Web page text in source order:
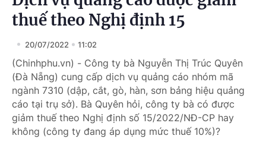
thuế theo Nghị định 15
20/07/2022 11:02
(Chinhphu.vn) - Công ty bà Nguyễn Thị Trúc Quyên
(Đà Nẵng) cung cấp dịch vụ quảng cáo nhóm mã
ngành 7310 (dập, cắt, gò, hàn, sơn bảng hiệu quảng
cáo tại trụ sở). Bà Quyên hỏi, công ty bà có được
giảm thuế theo Nghị định số 15/2022/NĐ-CP hay
không (công ty đang áp dụng mức thuế 10%)?